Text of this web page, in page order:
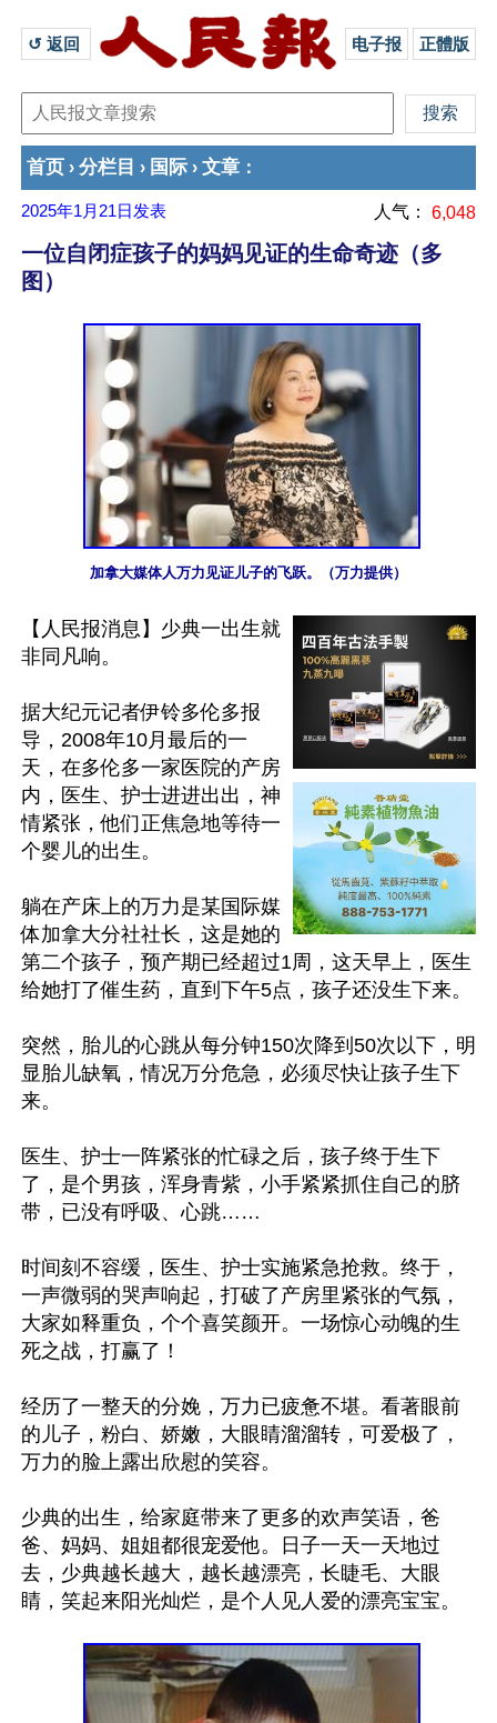
↺ 返回 电子报 正體版
首页 › 分栏目 › 国际 › 文章 ：
2025年1月21日 发表 人气： 6,048
一位自闭症孩子的妈妈见证的生命奇迹（多
图）
加拿大媒体人万力见证儿子的飞跃。（万力提供）
【人民报消息】少典一出生就
非同凡响。
据大纪元记者伊铃多伦多报
导，2008年10月最后的一
天，在多伦多一家医院的产房
内，医生、护士进进出出，神
情紧张，他们正焦急地等待一
个婴儿的出生。
躺在产床上的万力是某国际媒
体加拿大分社社长，这是她的
第二个孩子，预产期已经超过1周，这天早上，医生
给她打了催生药，直到下午5点，孩子还没生下来。
突然，胎儿的心跳从每分钟150次降到50次以下，明
显胎儿缺氧，情况万分危急，必须尽快让孩子生下
来。
医生、护士一阵紧张的忙碌之后，孩子终于生下
了，是个男孩，浑身青紫，小手紧紧抓住自己的脐
带，已没有呼吸、心跳……
时间刻不容缓，医生、护士实施紧急抢救。终于，
一声微弱的哭声响起，打破了产房里紧张的气氛，
大家如释重负，个个喜笑颜开。一场惊心动魄的生
死之战，打赢了！
经历了一整天的分娩，万力已疲惫不堪。看著眼前
的儿子，粉白、娇嫩，大眼睛溜溜转，可爱极了，
万力的脸上露出欣慰的笑容。
少典的出生，给家庭带来了更多的欢声笑语，爸
爸、妈妈、姐姐都很宠爱他。日子一天一天地过
去，少典越长越大，越长越漂亮，长睫毛、大眼
睛，笑起来阳光灿烂，是个人见人爱的漂亮宝宝。